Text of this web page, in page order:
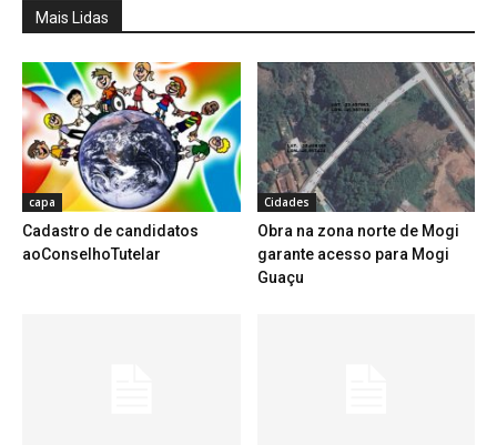
Mais Lidas
capa
Cadastro de candidatos
aoConselhoTutelar
Cidades
Obra na zona norte de Mogi
garante acesso para Mogi
Guaçu